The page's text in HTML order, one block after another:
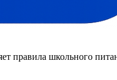
правила школьного